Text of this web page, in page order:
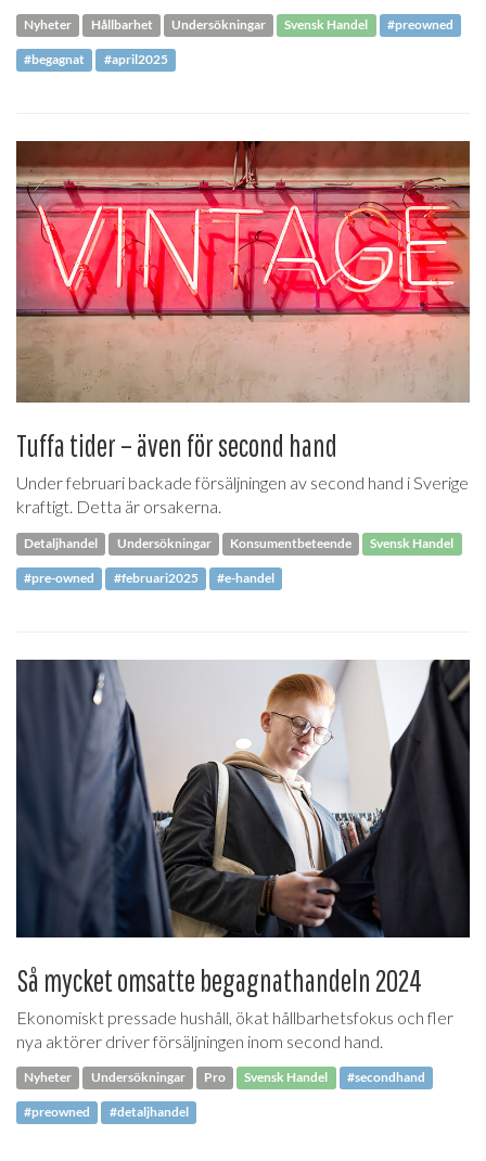
Nyheter Hållbarhet Undersökningar Svensk Handel #preowned
#begagnat #april2025
Tuffa tider – även för second hand
Under februari backade försäljningen av second hand i Sverige
kraftigt. Detta är orsakerna.
Detaljhandel Undersökningar Konsumentbeteende Svensk Handel
#pre-owned #februari2025 #e-handel
Så mycket omsatte begagnathandeln 2024
Ekonomiskt pressade hushåll, ökat hållbarhetsfokus och fler
nya aktörer driver försäljningen inom second hand.
Nyheter Undersökningar Pro Svensk Handel #secondhand
#preowned #detaljhandel